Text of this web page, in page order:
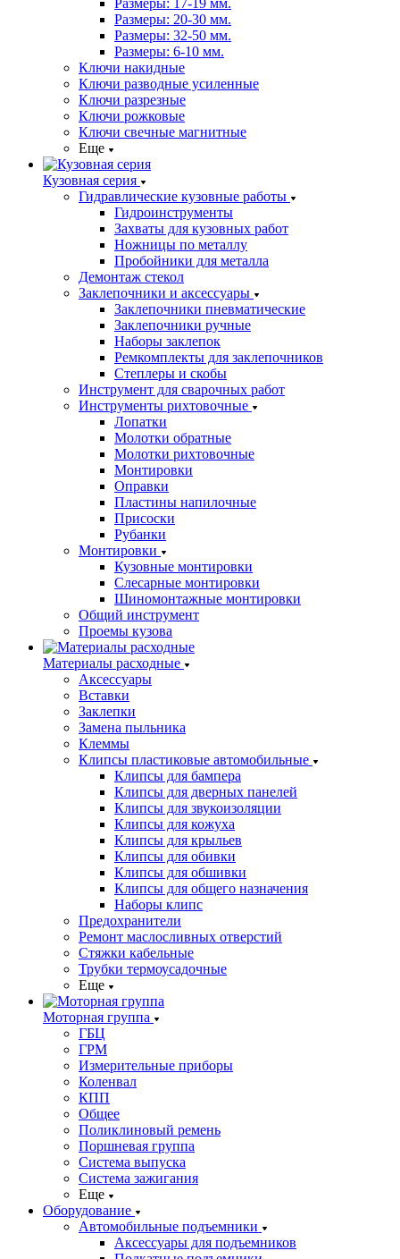
Размеры: 17-19 мм.
Размеры: 20-30 мм.
Размеры: 32-50 мм.
Размеры: 6-10 мм.
Ключи накидные
Ключи разводные усиленные
Ключи разрезные
Ключи рожковые
Ключи свечные магнитные
Еще
Кузовная серия
Гидравлические кузовные работы
Гидроинструменты
Захваты для кузовных работ
Ножницы по металлу
Пробойники для металла
Демонтаж стекол
Заклепочники и аксессуары
Заклепочники пневматические
Заклепочники ручные
Наборы заклепок
Ремкомплекты для заклепочников
Степлеры и скобы
Инструмент для сварочных работ
Инструменты рихтовочные
Лопатки
Молотки обратные
Молотки рихтовочные
Монтировки
Оправки
Пластины напилочные
Присоски
Рубанки
Монтировки
Кузовные монтировки
Слесарные монтировки
Шиномонтажные монтировки
Общий инструмент
Проемы кузова
Материалы расходные
Аксессуары
Вставки
Заклепки
Замена пыльника
Клеммы
Клипсы пластиковые автомобильные
Клипсы для бампера
Клипсы для дверных панелей
Клипсы для звукоизоляции
Клипсы для кожуха
Клипсы для крыльев
Клипсы для обивки
Клипсы для обшивки
Клипсы для общего назначения
Наборы клипс
Предохранители
Ремонт маслосливных отверстий
Стяжки кабельные
Трубки термоусадочные
Еще
Моторная группа
ГБЦ
ГРМ
Измерительные приборы
Коленвал
КПП
Общее
Поликлиновый ремень
Поршневая группа
Система выпуска
Система зажигания
Еще
Оборудование
Автомобильные подъемники
Аксессуары для подъемников